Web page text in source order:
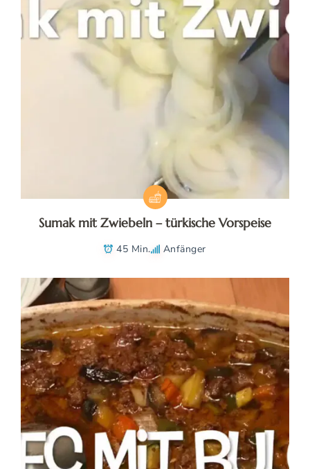
Sumak mit Zwiebeln – türkische Vorspeise
45 Min. Anfänger